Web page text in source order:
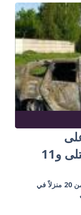
على
دنيبروبيتروفسك تخلف 8 قتلى و11
حرائق في خيرسون وزاباروجيا - تضرر أكثر من 20 منزلاً في